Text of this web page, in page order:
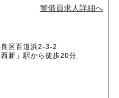
ので大変な面もあります
安定」「社会貢献」をし
仕事です。
区百道浜2-3-2
新」駅から徒歩20分
いう経営理念を掲げ、環境価値
警備員求人詳細へ